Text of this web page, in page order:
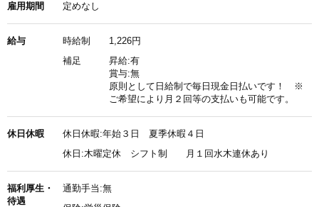
雇用期間 定めなし
給与 時給制
1,226円
補足
昇給:有
賞与:無
原則として日給制で毎日現金日払いです！ ※
ご希望により月２回等の支払いも可能です。
休日休暇
休日休暇:年始３日 夏季休暇４日
休日:木曜定休 シフト制 月１回水木連休あり
福利厚生・
待遇
通勤手当:無